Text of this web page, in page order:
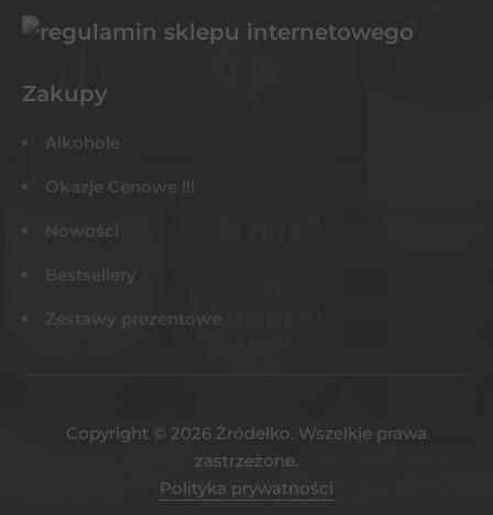
Zakupy
Alkohole
Okazje Cenowe !!!
Nowości
Bestsellery
Zestawy prezentowe
Copyright © 2026 Żródełko. Wszelkie prawa
zastrzeżone.
Polityka prywatności